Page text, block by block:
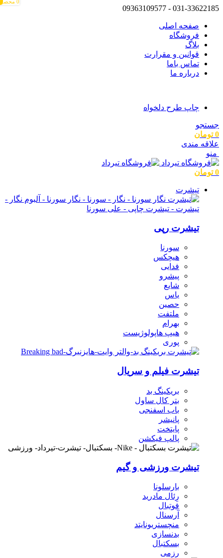
031-33622185 - 09363109577
صفحه اصلی
فروشگاه
بلاگ
قوانین و مقرارت
تماس باما
درباره ما
چاپ طرح دلخواه
جستجو
0
0 تومان
علاقه مندی
منو
0 تومان
تیشرت
تیشرت رپی
سورنا
هیچکس
فدایی
پیشرو
شایع
یاس
حصین
ملتفت
بهرام
هیپ هاپولوژیست
پوری
تیشرت فیلم و سریال
بریکینگ بد
بتر کال ساول
باب اسفنجی
پانیشر
پایتخت
پالپ فیکشن
تیشرت ورزشی و گیم
بارسلونا
رِئال مادرید
فوتبال
آرسنال
منچستریونایتد
بدنسازی
بسکتبال
رزمی